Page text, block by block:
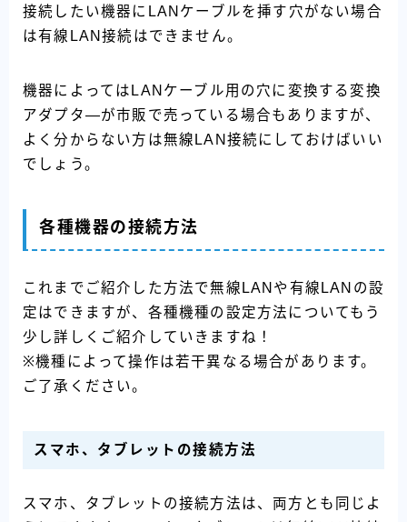
接続したい機器にLANケーブルを挿す穴がない場合
は有線LAN接続はできません。
機器によってはLANケーブル用の穴に変換する変換
アダプタ―が市販で売っている場合もありますが、
よく分からない方は無線LAN接続にしておけばいい
でしょう。
各種機器の接続方法
これまでご紹介した方法で無線LANや有線LANの設
定はできますが、各種機種の設定方法についてもう
少し詳しくご紹介していきますね！
※機種によって操作は若干異なる場合があります。
ご了承ください。
スマホ、タブレットの接続方法
スマホ、タブレットの接続方法は、両方とも同じよ